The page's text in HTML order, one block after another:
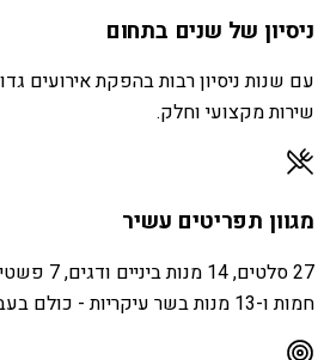
ניסיון של שנים בתחום
עם שנות ניסיון רבות בהפקת אירועים
שירות מקצועי וחלק.
מגוון תפריטים עשיר
חמות ו-13 מנות בשר עיקריות - כולם בעבודת יד.